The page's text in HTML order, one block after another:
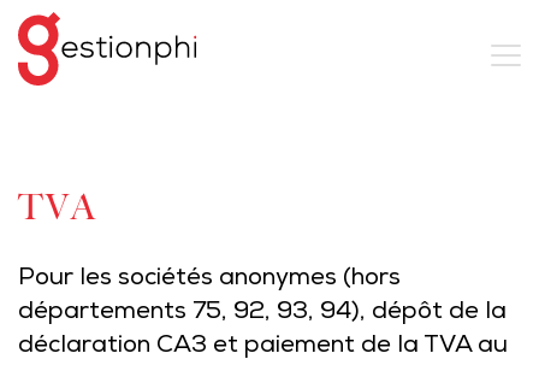
TVA
Pour les sociétés anonymes (hors
départements 75, 92, 93, 94), dépôt de la
déclaration CA3 et paiement de la TVA au